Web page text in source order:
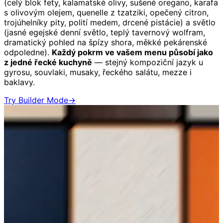
(celý blok fety, kalamatské olivy, sušené oregano, karafa
s olivovým olejem, quenelle z tzatziki, opečený citron,
trojúhelníky pity, polití medem, drcené pistácie) a světlo
(jasné egejské denní světlo, teplý tavernový wolfram,
dramatický pohled na špízy shora, měkké pekárenské
odpoledne). Každý pokrm ve vašem menu působí jako
z jedné řecké kuchyně — stejný kompoziční jazyk u
gyrosu, souvlaki, musaky, řeckého salátu, mezze i
baklavy.
Try Builder Mode→